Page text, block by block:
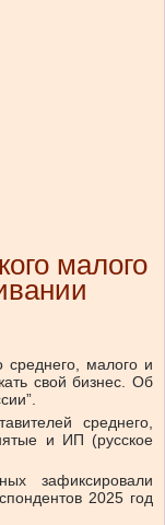
малого
среднего, малого и
свой бизнес. Об
среднего,
и ИП (русское
зафиксировали
2025 год